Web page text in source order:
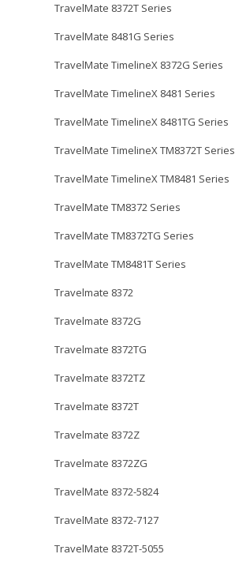
TravelMate 8372T Series
TravelMate 8481G Series
TravelMate TimelineX 8372G Series
TravelMate TimelineX 8481 Series
TravelMate TimelineX 8481TG Series
TravelMate TimelineX TM8372T Series
TravelMate TimelineX TM8481 Series
TravelMate TM8372 Series
TravelMate TM8372TG Series
TravelMate TM8481T Series
Travelmate 8372
Travelmate 8372G
Travelmate 8372TG
Travelmate 8372TZ
Travelmate 8372T
Travelmate 8372Z
Travelmate 8372ZG
TravelMate 8372-5824
TravelMate 8372-7127
TravelMate 8372T-5055